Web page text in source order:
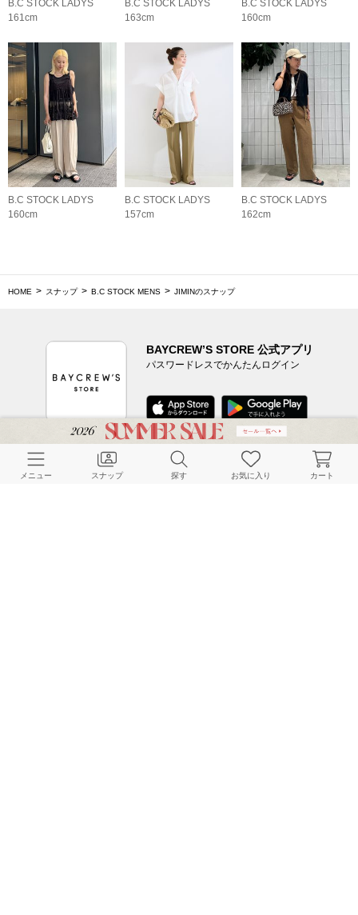
B.C STOCK LADYS
161cm
B.C STOCK LADYS
163cm
B.C STOCK LADYS
160cm
B.C STOCK LADYS
160cm
B.C STOCK LADYS
157cm
B.C STOCK LADYS
162cm
HOME スナップ B.C STOCK MENS JIMINのスナップ
BAYCREW’S STORE 公式アプリ
パスワードレスでかんたんログイン
CUSTOMER SERVICE
メニュー スナップ 探す お気に入り カート